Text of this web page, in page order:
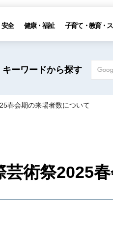
安全 健康・福祉 子育て・教育・
キーワードから探す
春会期の来場者数について
芸術祭2025